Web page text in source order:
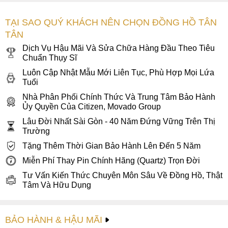
Mặt số bo tròn cổ điển màu đen lịch lãm được bao phủ bởi
Khung vỏ bo cong dạng thùng và dây đeo của Citizen
BI5104-57E được chế tác từ chất liệu thép không gỉ 316L
thể hiện hoàn hảo bằng nghệ thuật đánh sớ mờ giúp đồng
hồ luôn sáng đẹp ở mọi góc nhìn. Phía trên là phần niềng
sang trọng tạo điểm nhấn cho mặt số. Thiết kế dây đeo với
các mắt dây liên kết giữa mạ PVD màu vàng hồng sáng
TẠI SAO QUÝ KHÁCH NÊN CHỌN ĐỒNG HỒ TÂN
TÂN
Dịch Vụ Hậu Mãi Và Sửa Chữa Hàng Đầu Theo Tiêu
Chuẩn Thụy Sĩ
Luôn Cập Nhật Mẫu Mới Liên Tục, Phù Hợp Mọi Lứa
Tuổi
Nhà Phân Phối Chính Thức Và Trung Tâm Bảo Hành
Ủy Quyền Của Citizen, Movado Group
Lâu Đời Nhất Sài Gòn - 40 Năm Đứng Vững Trên Thị
Trường
Tặng Thêm Thời Gian Bảo Hành Lên Đến 5 Năm
Miễn Phí Thay Pin Chính Hãng (Quartz) Trọn Đời
Tư Vấn Kiến Thức Chuyên Môn Sâu Về Đồng Hồ, Thật
Tâm Và Hữu Dụng
BẢO HÀNH & HẬU MÃI